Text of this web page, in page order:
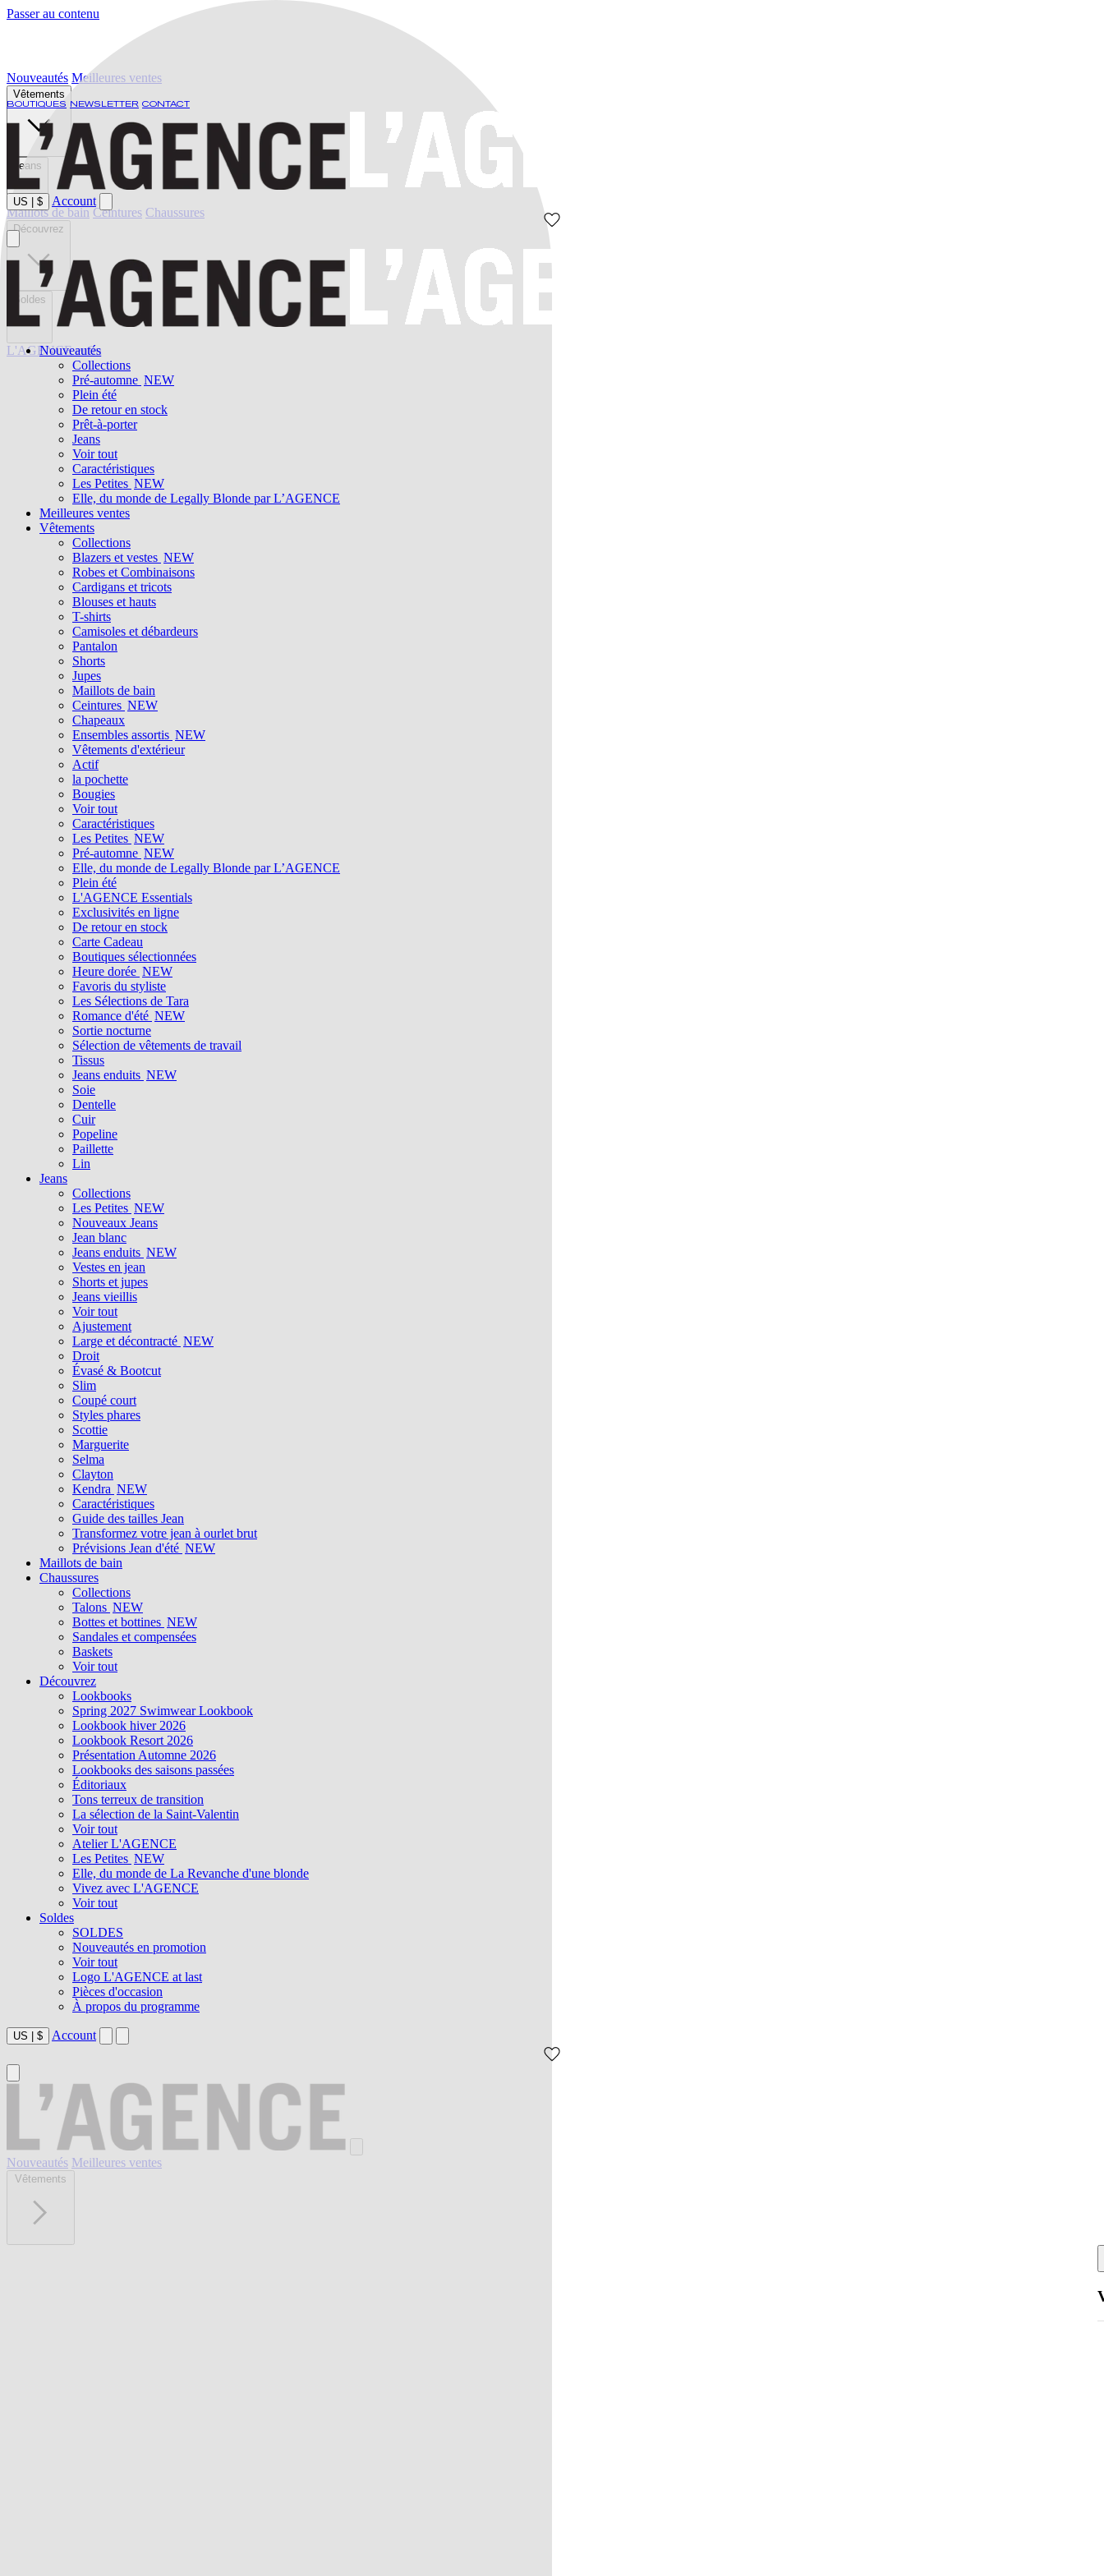
Passer au contenu
BOUTIQUES NEWSLETTER CONTACT
US $ Account
Nouveautés
Collections
Pré-automne NEW
Plein été
De retour en stock
Prêt-à-porter
Jeans
Voir tout
Caractéristiques
Les Petites NEW
Elle, du monde de Legally Blonde par L’AGENCE
Meilleures ventes
Vêtements
Collections
Blazers et vestes NEW
Robes et Combinaisons
Cardigans et tricots
Blouses et hauts
T-shirts
Camisoles et débardeurs
Pantalon
Shorts
Jupes
Maillots de bain
Ceintures NEW
Chapeaux
Ensembles assortis NEW
Vêtements d'extérieur
Actif
la pochette
Bougies
Voir tout
Caractéristiques
Les Petites NEW
Pré-automne NEW
Elle, du monde de Legally Blonde par L’AGENCE
Plein été
L'AGENCE Essentials
Exclusivités en ligne
De retour en stock
Carte Cadeau
Boutiques sélectionnées
Heure dorée NEW
Favoris du styliste
Les Sélections de Tara
Romance d'été NEW
Sortie nocturne
Sélection de vêtements de travail
Tissus
Jeans enduits NEW
Soie
Dentelle
Cuir
Popeline
Paillette
Lin
Jeans
Collections
Les Petites NEW
Nouveaux Jeans
Jean blanc
Jeans enduits NEW
Vestes en jean
Shorts et jupes
Jeans vieillis
Voir tout
Ajustement
Large et décontracté NEW
Droit
Évasé & Bootcut
Slim
Coupé court
Styles phares
Scottie
Marguerite
Selma
Clayton
Kendra NEW
Caractéristiques
Guide des tailles Jean
Transformez votre jean à ourlet brut
Prévisions Jean d'été NEW
Maillots de bain
Chaussures
Collections
Talons NEW
Bottes et bottines NEW
Sandales et compensées
Baskets
Voir tout
Découvrez
Lookbooks
Spring 2027 Swimwear Lookbook
Lookbook hiver 2026
Lookbook Resort 2026
Présentation Automne 2026
Lookbooks des saisons passées
Éditoriaux
Tons terreux de transition
La sélection de la Saint-Valentin
Voir tout
Atelier L'AGENCE
Les Petites NEW
Elle, du monde de La Revanche d'une blonde
Vivez avec L'AGENCE
Voir tout
Soldes
SOLDES
Nouveautés en promotion
Voir tout
Logo L'AGENCE at last
Pièces d'occasion
À propos du programme
US $ Account
Nouveautés Meilleures ventes
Vêtements
Nouveautés Meilleures ventes
Vêtements
Jeans
Maillots de bain Ceintures Chaussures
Découvrez
Soldes
L'AGENCE enfin